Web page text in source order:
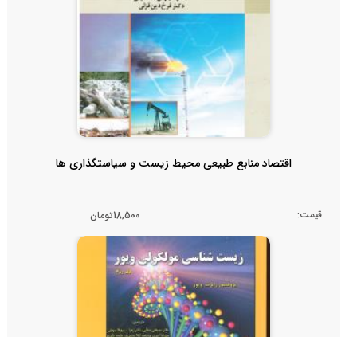
اقتصاد منابع طبیعی محیط زیست و سیاستگذاری ها
قیمت: 18,500تومان